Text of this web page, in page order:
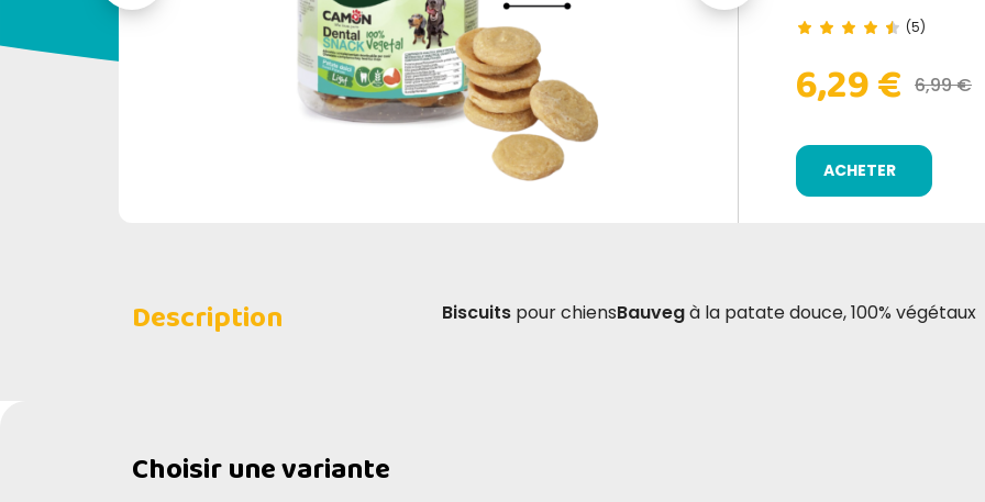
(5)
6,29 € 6,99 €
ACHETER
Description Biscuits pour chiensBauvegà la patate douce, 100% végétaux
Choisir une variante